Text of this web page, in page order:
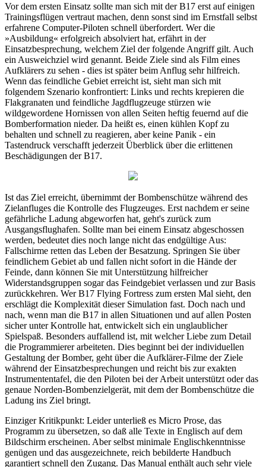
Vor dem ersten Einsatz sollte man sich mit der B17 erst auf einigen
Trainingsflügen vertraut machen, denn sonst sind im Ernstfall selbst
erfahrene Computer-Piloten schnell überfordert. Wer die
»Ausbildung« erfolgreich absolviert hat, erfährt in der
Einsatzbesprechung, welchem Ziel der folgende Angriff gilt. Auch
ein Ausweichziel wird genannt. Beide Ziele sind als Film eines
Aufklärers zu sehen - dies ist später beim Anflug sehr hilfreich.
Wenn das feindliche Gebiet erreicht ist, sieht man sich mit
folgendem Szenario konfrontiert: Links und rechts krepieren die
Flakgranaten und feindliche Jagdflugzeuge stürzen wie
wildgewordene Hornissen von allen Seiten heftig feuernd auf die
Bomberformation nieder. Da heißt es, einen kühlen Kopf zu
behalten und schnell zu reagieren, aber keine Panik - ein
Tastendruck verschafft jederzeit Überblick über die erlittenen
Beschädigungen der B17.
Ist das Ziel erreicht, übernimmt der Bombenschütze während des
Zielanfluges die Kontrolle des Flugzeuges. Erst nachdem er seine
gefährliche Ladung abgeworfen hat, geht's zurück zum
Ausgangsflughafen. Sollte man bei einem Einsatz abgeschossen
werden, bedeutet dies noch lange nicht das endgültige Aus:
Fallschirme retten das Leben der Besatzung. Springen Sie über
feindlichem Gebiet ab und fallen nicht sofort in die Hände der
Feinde, dann können Sie mit Unterstützung hilfreicher
Widerstandsgruppen sogar das Feindgebiet verlassen und zur Basis
zurückkehren. Wer B17 Flying Fortress zum ersten Mal sieht, den
erschlägt die Komplexität dieser Simulation fast. Doch nach und
nach, wenn man die B17 in allen Situationen und auf allen Posten
sicher unter Kontrolle hat, entwickelt sich ein unglaublicher
Spielspaß. Besonders auffallend ist, mit welcher Liebe zum Detail
die Programmierer arbeiteten. Dies beginnt bei der individuellen
Gestaltung der Bomber, geht über die Aufklärer-Filme der Ziele
während der Einsatzbesprechungen und reicht bis zur exakten
Instrumententafel, die den Piloten bei der Arbeit unterstützt oder das
genaue Norden-Bombenzielgerät, mit dem der Bombenschütze die
Ladung ins Ziel bringt.
Einziger Kritikpunkt: Leider unterließ es Micro Prose, das
Programm zu übersetzen, so daß alle Texte in Englisch auf dem
Bildschirm erscheinen. Aber selbst minimale Englischkenntnisse
genügen und das ausgezeichnete, reich bebilderte Handbuch
garantiert schnell den Zugang. Das Manual enthält auch sehr viele